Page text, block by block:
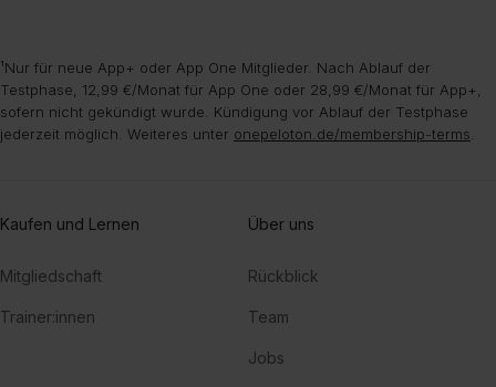
¹Nur für neue App+ oder App One Mitglieder. Nach Ablauf der
Testphase, 12,99 €/Monat für App One oder 28,99 €/Monat für App+,
sofern nicht gekündigt wurde. Kündigung vor Ablauf der Testphase
jederzeit möglich. Weiteres unter onepeloton.de/membership-terms
Kaufen und Lernen
Mitgliedschaft
Trainer:innen
Über uns
Rückblick
Team
Jobs